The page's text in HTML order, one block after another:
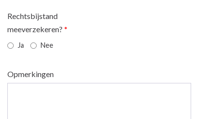
Rechtsbijstand
meeverzekeren? *
Ja Nee
Opmerkingen